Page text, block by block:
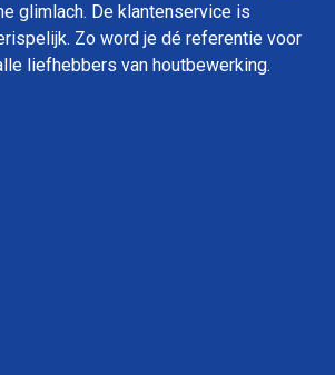
glimlach. De klantenservice is
Zo word je dé referentie voor
liefhebbers van houtbewerking.